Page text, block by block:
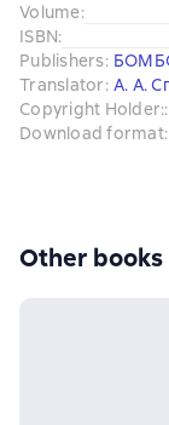
Volume:
ISBN:
Publishers:
Translator: А. А.
Copyright Holder::
Download format:
Other